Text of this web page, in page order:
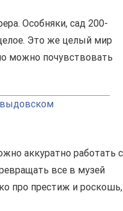
Особняки, сад 200-
Это же целый мир
можно почувствовать
аккуратно работать с
все в музей
про престиж и роскошь,